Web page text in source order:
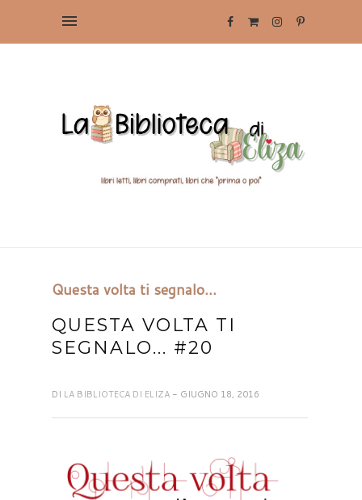
Questa volta ti segnalo...
QUESTA VOLTA TI
SEGNALO... #20
DI LA BIBLIOTECA DI ELIZA - GIUGNO 18, 2016